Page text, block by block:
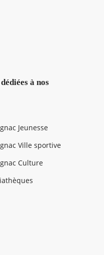
à nos
Jeunesse
Ville sportive
Culture